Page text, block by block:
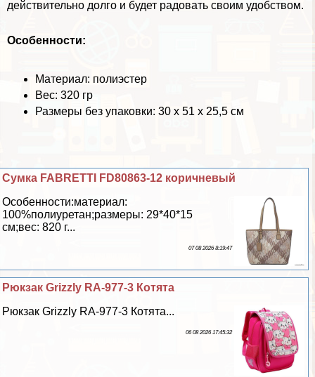
действительно долго и будет радовать своим удобством.
Особенности:
Материал: полиэстер
Вес: 320 гр
Размеры без упаковки: 30 х 51 х 25,5 см
Сумка FABRETTI FD80863-12 коричневый
Особенности:материал:
100%полиуретан;размеры: 29*40*15
см;вес: 820 г...
07 08 2026 8:19:47
Рюкзак Grizzly RA-977-3 Котята
Рюкзак Grizzly RA-977-3 Котята...
06 08 2026 17:45:32